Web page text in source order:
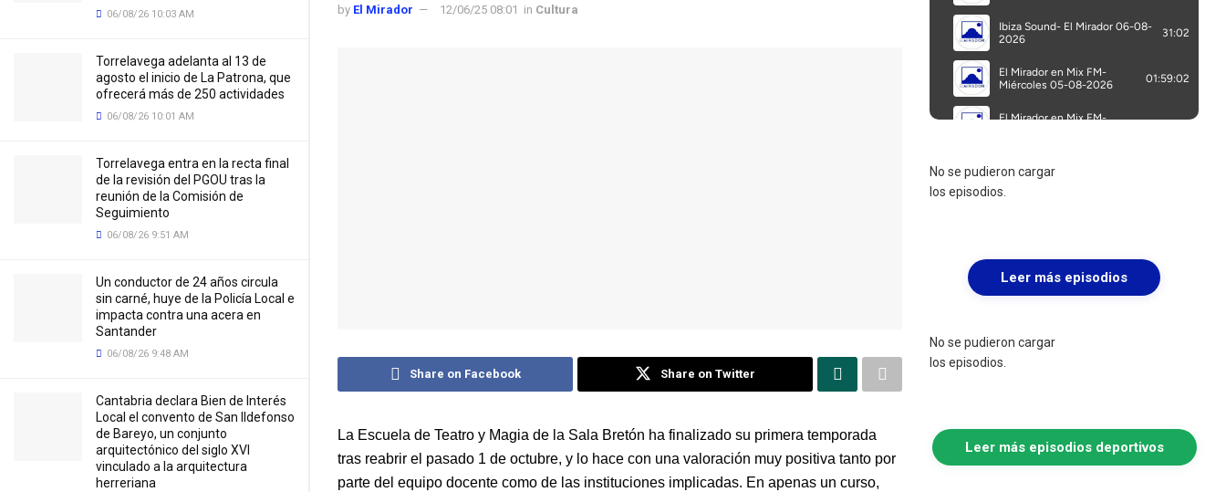
06/08/26 10:03 AM
Torrelavega adelanta al 13 de
agosto el inicio de La Patrona, que
ofrecerá más de 250 actividades
06/08/26 10:01 AM
Torrelavega entra en la recta final
de la revisión del PGOU tras la
reunión de la Comisión de
Seguimiento
06/08/26 9:51 AM
Un conductor de 24 años circula
sin carné, huye de la Policía Local e
impacta contra una acera en
Santander
06/08/26 9:48 AM
Cantabria declara Bien de Interés
Local el convento de San Ildefonso
de Bareyo, un conjunto
arquitectónico del siglo XVI
vinculado a la arquitectura
herreriana
by El Mirador 12/06/25 08:01 in Cultura
Share on Facebook Share on Twitter
La Escuela de Teatro y Magia de la Sala Bretón ha finalizado su primera temporada
tras reabrir el pasado 1 de octubre, y lo hace con una valoración muy positiva tanto por
parte del equipo docente como de las instituciones implicadas. En apenas un curso,
No se pudieron cargar
los episodios.
Leer más episodios
No se pudieron cargar
los episodios.
Leer más episodios deportivos